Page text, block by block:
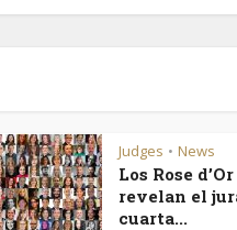
Judges • News
Los Rose
revelan el
cuarta...